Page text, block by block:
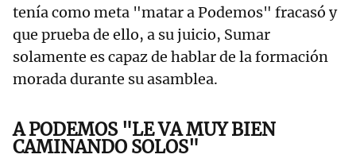
tenía como meta "matar a Podemos" fracasó y
que prueba de ello, a su juicio, Sumar
solamente es capaz de hablar de la formación
morada durante su asamblea.
A PODEMOS "LE VA MUY BIEN
CAMINANDO SOLOS"